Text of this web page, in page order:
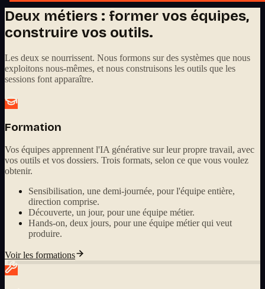
Deux métiers : former vos équipes,
construire vos outils.
Les deux se nourrissent. Nous formons sur des systèmes que nous
exploitons nous-mêmes, et nous construisons les outils que les
sessions font apparaître.
Formation
Vos équipes apprennent l'IA générative sur leur propre travail, avec
vos outils et vos dossiers. Trois formats, selon ce que vous voulez
obtenir.
Sensibilisation, une demi-journée, pour l'équipe entière,
direction comprise.
Découverte, un jour, pour une équipe métier.
Hands-on, deux jours, pour une équipe métier qui veut
produire.
Voir les formations